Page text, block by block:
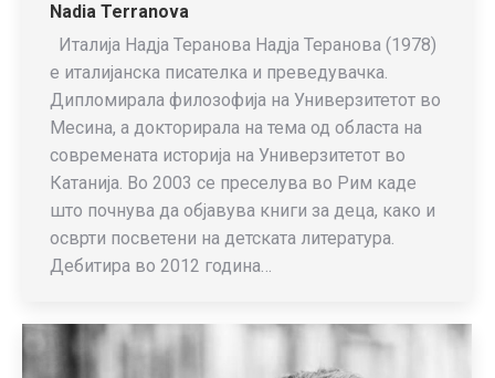
Nadia Terranova
Италија Надја Теранова Надја Теранова (1978)
е италијанска писателка и преведувачка.
Дипломирала филозофија на Универзитетот во
Месина, а докторирала на тема од областа на
современата историја на Универзитетот во
Катанија. Во 2003 се преселува во Рим каде
што почнува да објавува книги за деца, како и
осврти посветени на детската литература.
Дебитира во 2012 година…